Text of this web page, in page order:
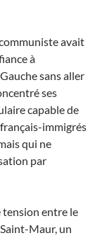
avait
à
sans aller
ses
capable de
immigrés
qui ne
par
tension entre le
Maur, un